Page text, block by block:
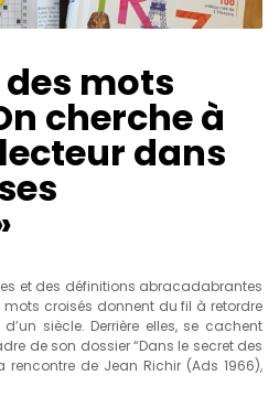
des mots
cherche à
dans
et des définitions abracadabrantes
mots croisés donnent du fil à retordre
siècle. Derrière elles, se cachent
de son dossier “Dans le secret des
rencontre de Jean Richir (Ads 1966),